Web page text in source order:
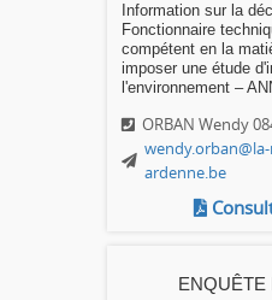
Information sur la
Fonctionnaire
compétent en la
imposer une étude
l'environnement –
ORBAN Wendy
ardenne.be
ENQUÊTE